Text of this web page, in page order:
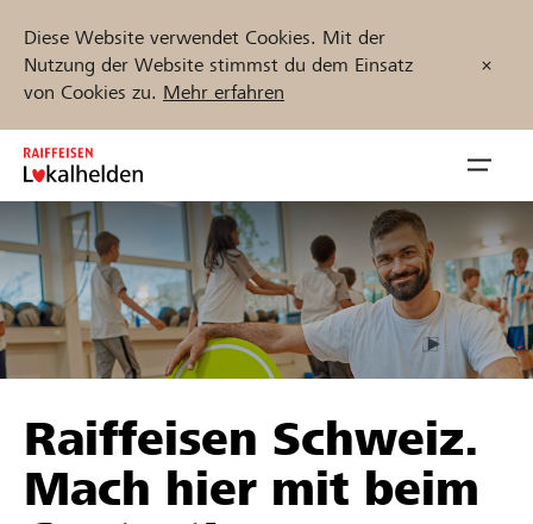
Diese Website verwendet Cookies. Mit der
Nutzung der Website stimmst du dem Einsatz
von Cookies zu. Mehr erfahren
Zum
Inhalt
springen
öffnen
Unterstützen
Hilfe & Support
Projekte und Organisationen finden
Jetzt starten
Raiffeisen Schweiz.
Mach hier mit beim